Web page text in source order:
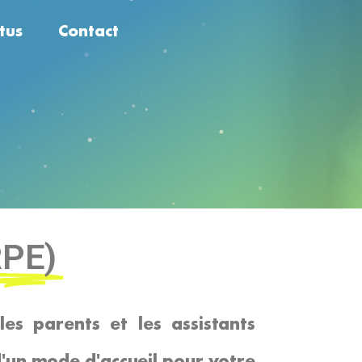
Contact
parents et les assistants